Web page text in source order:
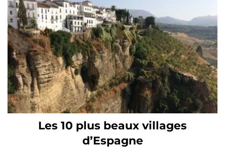
Les 10 plus beaux villages
d’Espagne